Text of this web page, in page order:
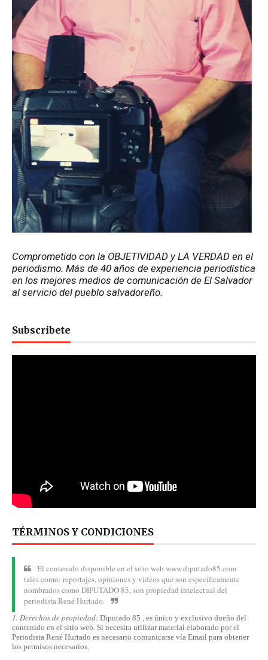
Comprometido con la OBJETIVIDAD y LA VERDAD en el
periodismo. Más de 40 años de experiencia periodística
en los mejores medios de comunicación de El Salvador
al servicio del pueblo salvadoreño.
Subscribete
TÉRMINOS Y CONDICIONES
El contenido disponible en el sitio web www.diputado85.com
tales como: reportajes, opiniones y vídeos que son específicamente
nombrados como DIPUTADO 85, son propiedad intelectual del
periodista René Hurtado.
1. Derechos de propiedad: Diputado 85 , es único y exclusivo dueño del
contenido en el sitio web. Si necesita utilizar material elaborado por el
Periodista René Hurtado es necesario comunicarse vía Email para obtener
los permisos necesarios.